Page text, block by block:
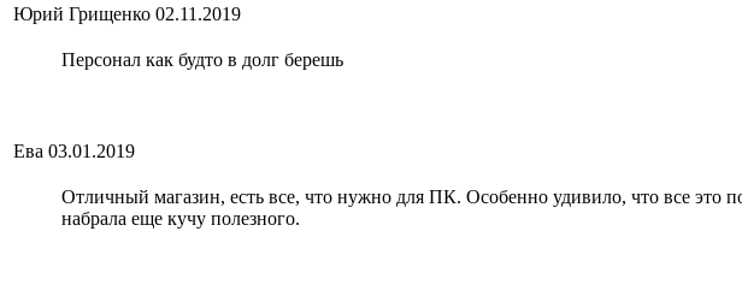
Юрий Грищенко 02.11.2019
Персонал как будто в долг берешь
Ева 03.01.2019
Отличный магазин, есть все, что нужно для ПК. Особенно удивило, что все это
набрала еще кучу полезного.